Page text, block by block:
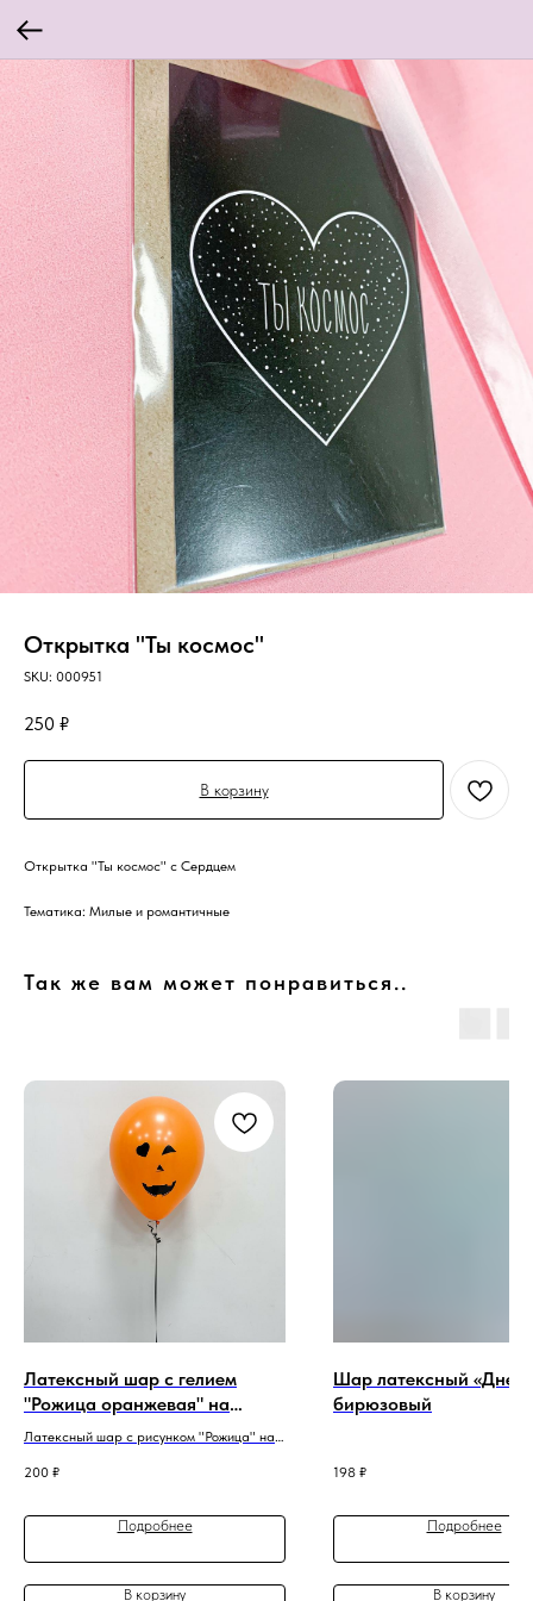
Открытка "Ты космос"
SKU: 000951
250 ₽
В корзину
Открытка "Ты космос" с Сердцем
Тематика: Милые и романтичные
Так же вам может понравиться..
Латексный шар с гелием
"Рожица оранжевая" на
хеллоуин
Латексный шар с рисунком "Рожица" на
200 ₽
Подробнее
В корзину
Шар латексный
бирюзовый
198 ₽
Подробнее
В корзину